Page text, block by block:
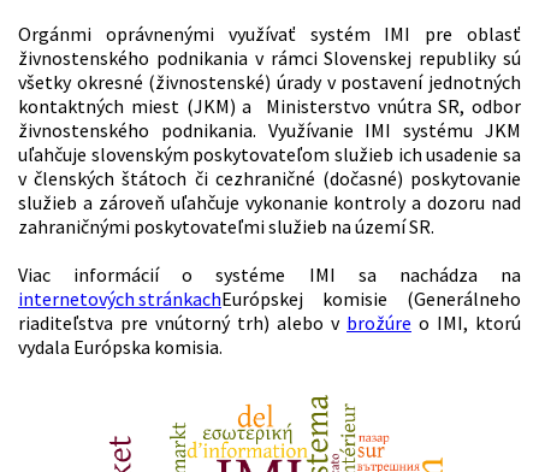
Orgánmi oprávnenými využívať systém IMI pre oblasť
živnostenského podnikania v rámci Slovenskej republiky sú
všetky okresné (živnostenské) úrady v postavení jednotných
kontaktných miest (JKM) a Ministerstvo vnútra SR, odbor
živnostenského podnikania. Využívanie IMI systému JKM
uľahčuje slovenským poskytovateľom služieb ich usadenie sa
v členských štátoch či cezhraničné (dočasné) poskytovanie
služieb a zároveň uľahčuje vykonanie kontroly a dozoru nad
zahraničnými poskytovateľmi služieb na území SR.
Viac informácií o systéme IMI sa nachádza na
internetových stránkachEurópskej komisie (Generálneho
riaditeľstva pre vnútorný trh) alebo v brožúre o IMI, ktorú
vydala Európska komisia.